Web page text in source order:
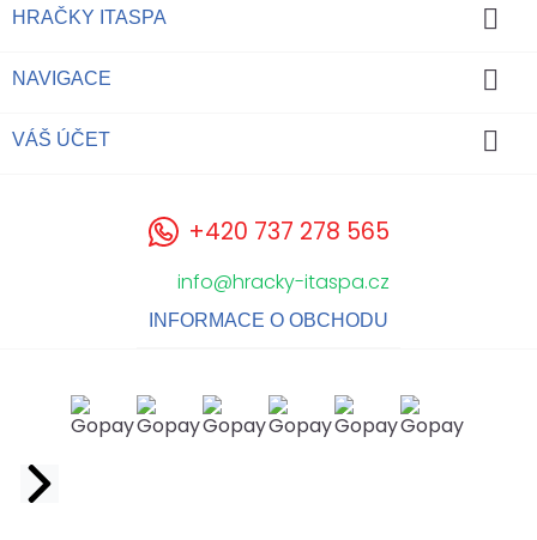
HRAČKY ITASPA 
NAVIGACE 
VÁŠ ÚČET 
+420 737 278 565
info@hracky-itaspa.cz
INFORMACE O OBCHODU